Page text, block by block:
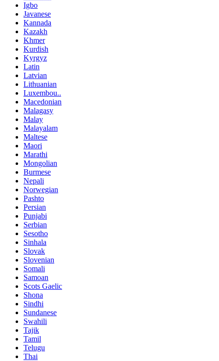
Igbo
Javanese
Kannada
Kazakh
Khmer
Kurdish
Kyrgyz
Latin
Latvian
Lithuanian
Luxembou..
Macedonian
Malagasy
Malay
Malayalam
Maltese
Maori
Marathi
Mongolian
Burmese
Nepali
Norwegian
Pashto
Persian
Punjabi
Serbian
Sesotho
Sinhala
Slovak
Slovenian
Somali
Samoan
Scots Gaelic
Shona
Sindhi
Sundanese
Swahili
Tajik
Tamil
Telugu
Thai